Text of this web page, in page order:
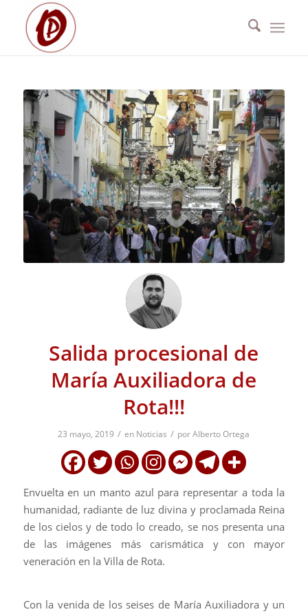
Salida procesional de
María Auxiliadora de
Rota!!!
23 mayo, 2019 / en Noticias / porAlberto Ortega
Envuelta en un manto azul para representar a toda la
humanidad, radiante de luz divina y proclamada Reina
de los cielos y de todo lo creado, se nos presenta una
de las imágenes más carismática y con mayor
veneración en la Villa de Rota.
Con la venida de los seises de María Auxiliadora y un